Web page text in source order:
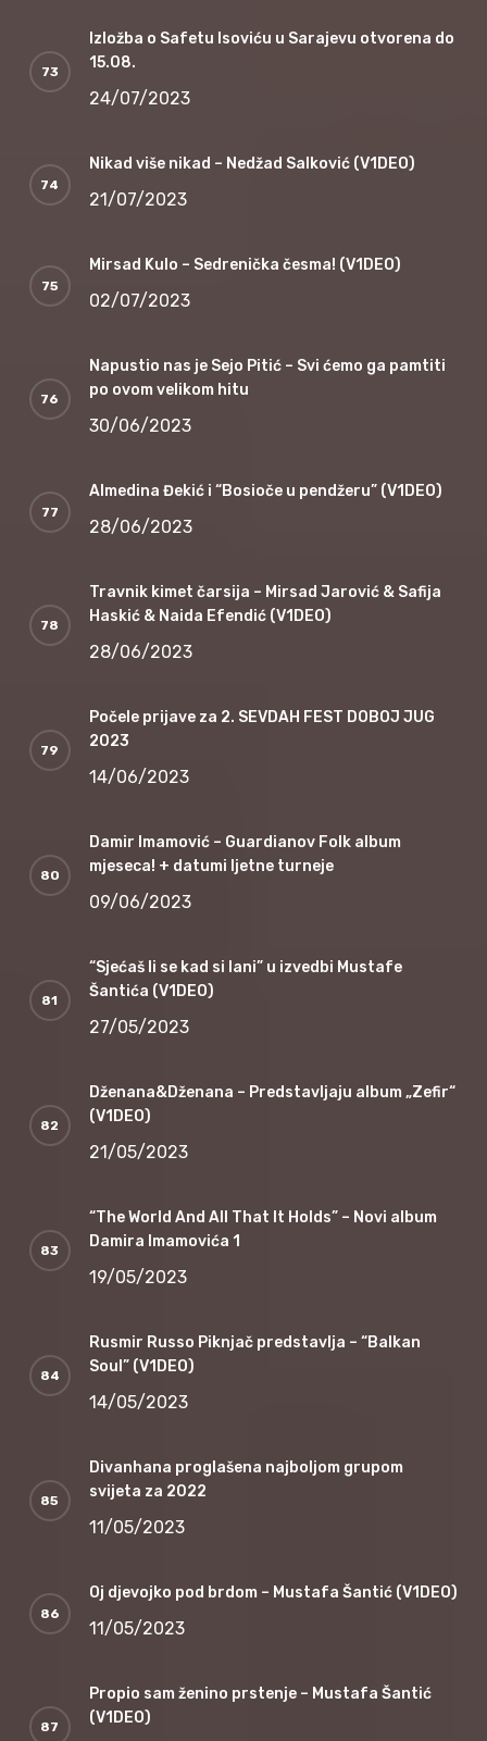
Izložba o Safetu Isoviću u Sarajevu otvorena do
15.08.
24/07/2023
Nikad više nikad – Nedžad Salković (V1DEO)
21/07/2023
Mirsad Kulo – Sedrenička česma! (V1DEO)
02/07/2023
Napustio nas je Sejo Pitić – Svi ćemo ga pamtiti
po ovom velikom hitu
30/06/2023
Almedina Đekić i “Bosioče u pendžeru” (V1DEO)
28/06/2023
Travnik kimet čarsija – Mirsad Jarović & Safija
Haskić & Naida Efendić (V1DEO)
28/06/2023
Počele prijave za 2. SEVDAH FEST DOBOJ JUG
2023
14/06/2023
Damir Imamović – Guardianov Folk album
mjeseca! + datumi ljetne turneje
09/06/2023
“Sjećaš li se kad si lani” u izvedbi Mustafe
Šantića (V1DEO)
27/05/2023
Dženana&Dženana – Predstavljaju album „Zefir“
(V1DEO)
21/05/2023
“The World And All That It Holds” – Novi album
Damira Imamovića 1
19/05/2023
Rusmir Russo Piknjač predstavlja – “Balkan
Soul” (V1DEO)
14/05/2023
Divanhana proglašena najboljom grupom
svijeta za 2022
11/05/2023
Oj djevojko pod brdom – Mustafa Šantić (V1DEO)
11/05/2023
Propio sam ženino prstenje – Mustafa Šantić
(V1DEO)